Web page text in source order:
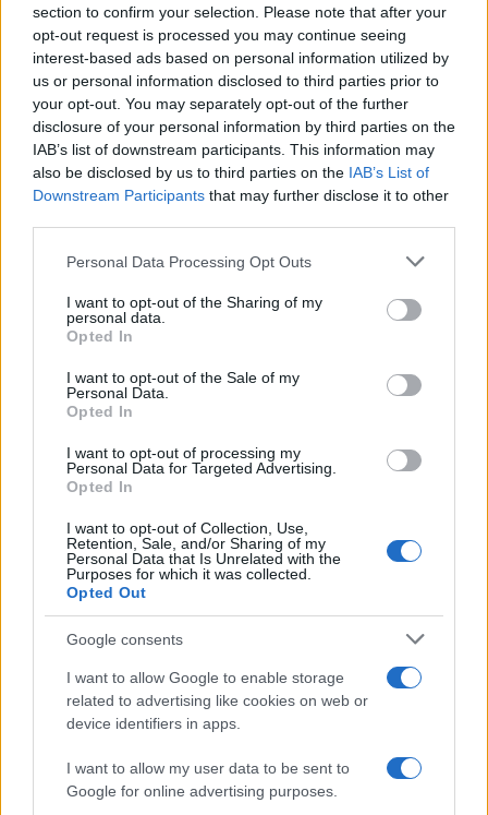
section to confirm your selection. Please note that after your
opt-out request is processed you may continue seeing
interest-based ads based on personal information utilized by
us or personal information disclosed to third parties prior to
your opt-out. You may separately opt-out of the further
disclosure of your personal information by third parties on the
IAB’s list of downstream participants. This information may
also be disclosed by us to third parties on the IAB’s List of
Downstream Participants that may further disclose it to other
Please note that this website/app uses one or more Google
not limited to your visit or usage behaviour. You may click to
grant or deny consent to Google and its third-party tags to
use your data for below specified purposes in below Google
consent section.
Personal Data Processing Opt Outs
I want to opt-out of the Sharing of my
personal data.
Opted In
I want to opt-out of the Sale of my
Personal Data.
Opted In
I want to opt-out of processing my
Personal Data for Targeted Advertising.
Opted In
I want to opt-out of Collection, Use,
Retention, Sale, and/or Sharing of my
Personal Data that Is Unrelated with the
Purposes for which it was collected.
Opted Out
Google consents
I want to allow Google to enable storage
related to advertising like cookies on web or
device identifiers in apps.
I want to allow my user data to be sent to
Google for online advertising purposes.
Guía para definir intereses y
competencias en carreras STEAM
Identifica tus intereses y competencias en datos, IA,…
CIENCIA Y TECNOLOGÍA
consejos para fotografiar eclipses solares
Un eclipse solar es un espectáculo natural que…
CIENCIA Y TECNOLOGÍA